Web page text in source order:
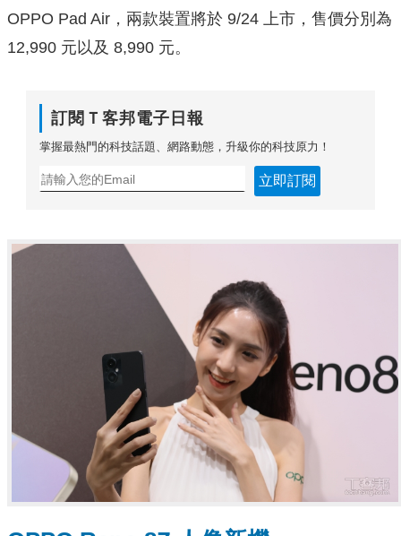
OPPO Pad Air，兩款裝置將於 9/24 上市，售價分別為
12,990 元以及 8,990 元。
訂閱Ｔ客邦電子日報
掌握最熱門的科技話題、網路動態，升級你的科技原力！
立即訂閱